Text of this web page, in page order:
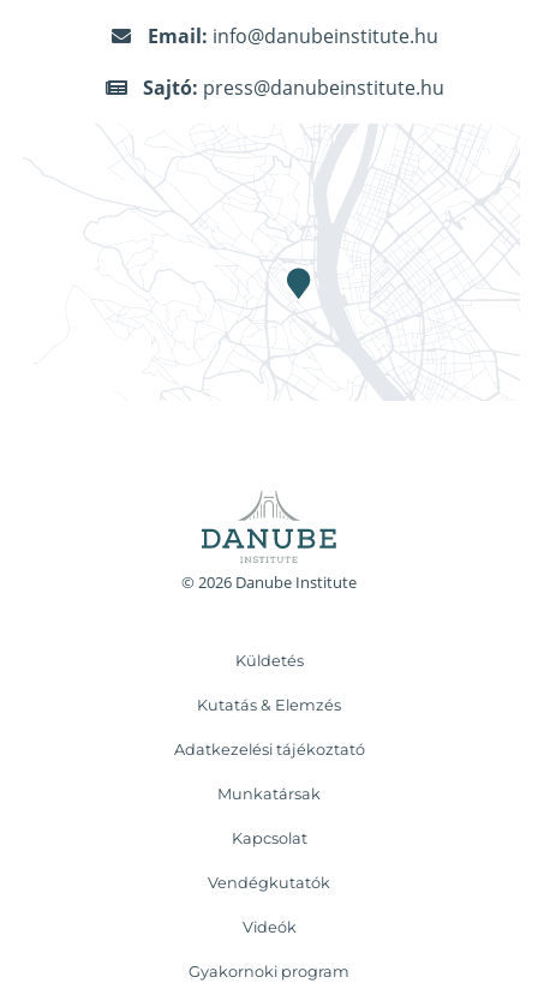
Email: info@danubeinstitute.hu
Sajtó: press@danubeinstitute.hu
© 2026 Danube Institute
Küldetés
Kutatás & Elemzés
Adatkezelési tájékoztató
Munkatársak
Kapcsolat
Vendégkutatók
Videók
Gyakornoki program